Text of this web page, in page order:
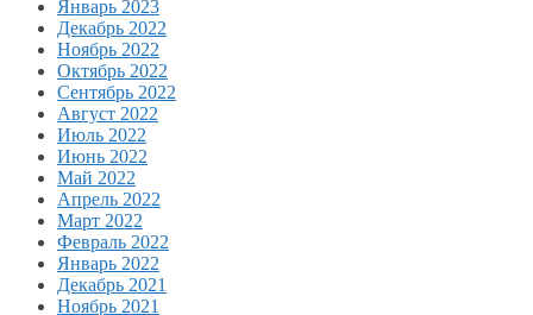
Январь 2023
Декабрь 2022
Ноябрь 2022
Октябрь 2022
Сентябрь 2022
Август 2022
Июль 2022
Июнь 2022
Май 2022
Апрель 2022
Март 2022
Февраль 2022
Январь 2022
Декабрь 2021
Ноябрь 2021